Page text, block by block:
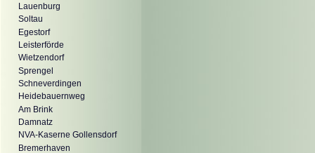
Lauenburg
Soltau
Egestorf
Leisterförde
Wietzendorf
Sprengel
Schneverdingen
Heidebauernweg
Am Brink
Damnatz
NVA-Kaserne Gollensdorf
Bremerhaven